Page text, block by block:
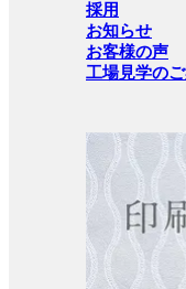
採用
お知らせ
お客様の声
工場見学の